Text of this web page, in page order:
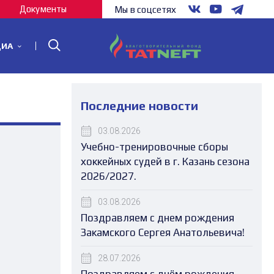
Документы Мы в соцсетях
Последние новости
03.08.2026
Учебно-тренировочные сборы
хоккейных судей в г. Казань сезона
2026/2027.
03.08.2026
Поздравляем с днем рождения
Закамского Сергея Анатольевича!
28.07.2026